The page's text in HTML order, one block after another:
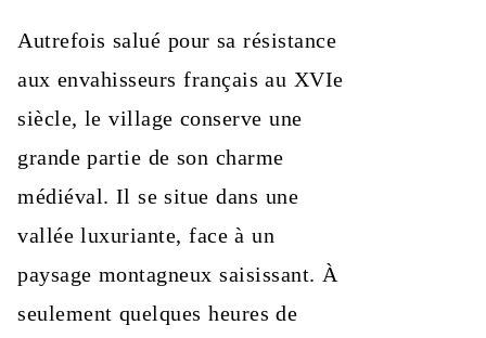
Autrefois salué pour sa résistance
aux envahisseurs français au XVIe
siècle, le village conserve une
grande partie de son charme
médiéval. Il se situe dans une
vallée luxuriante, face à un
paysage montagneux saisissant. À
seulement quelques heures de